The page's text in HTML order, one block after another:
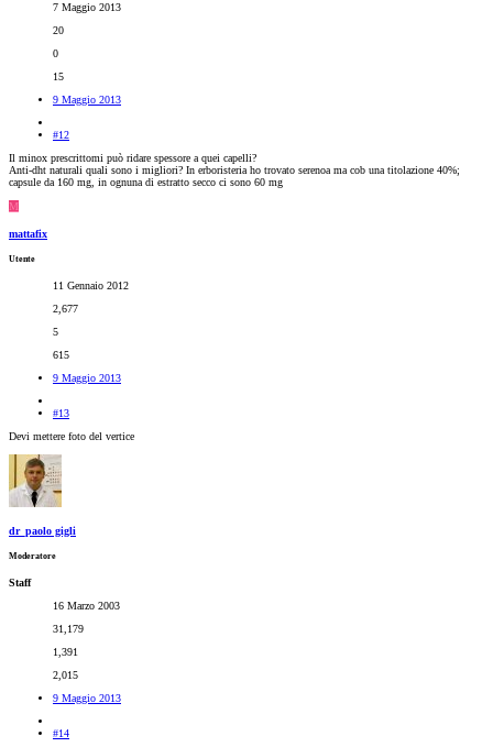
7 Maggio 2013
20
0
15
9 Maggio 2013
#12
Il minox prescrittomi può ridare spessore a quei capelli?
Anti-dht naturali quali sono i migliori? In erboristeria ho trovato serenoa ma cob una titolazione 40%;
capsule da 160 mg, in ognuna di estratto secco ci sono 60 mg
M
mattafix
Utente
11 Gennaio 2012
2,677
5
615
9 Maggio 2013
#13
Devi mettere foto del vertice
dr_paolo gigli
Moderatore
Staff
16 Marzo 2003
31,179
1,391
2,015
9 Maggio 2013
#14